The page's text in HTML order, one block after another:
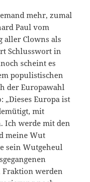
mehr, zumal
Paul vom
aller Clowns als
Schlusswort in
scheint es
populistischen
der Europawahl
„Dieses Europa ist
mit
Ich werde mit den
meine Wut
sein Wutgeheul
Fraktion werden